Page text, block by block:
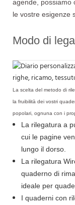
agende, possiamo
le vostre esigenze
Modo di
La scelta del metodo di
la fruibilità dei vostri
popolari, ognuna con i
La rilegatura a
cui le pagine
lungo il dorso.
La rilegatura
quaderno di
ideale per
I quaderni con